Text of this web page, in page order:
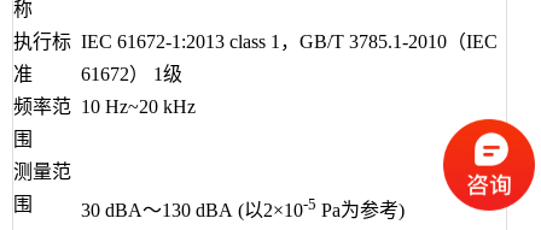
称
执行标
准
IEC 61672-1:2013 class 1，GB/T 3785.1-2010（IEC
61672） 1级
频率范
围
10 Hz~20 kHz
测量范
围
30 dBA～130 dBA (以2×10-5 Pa为参考)